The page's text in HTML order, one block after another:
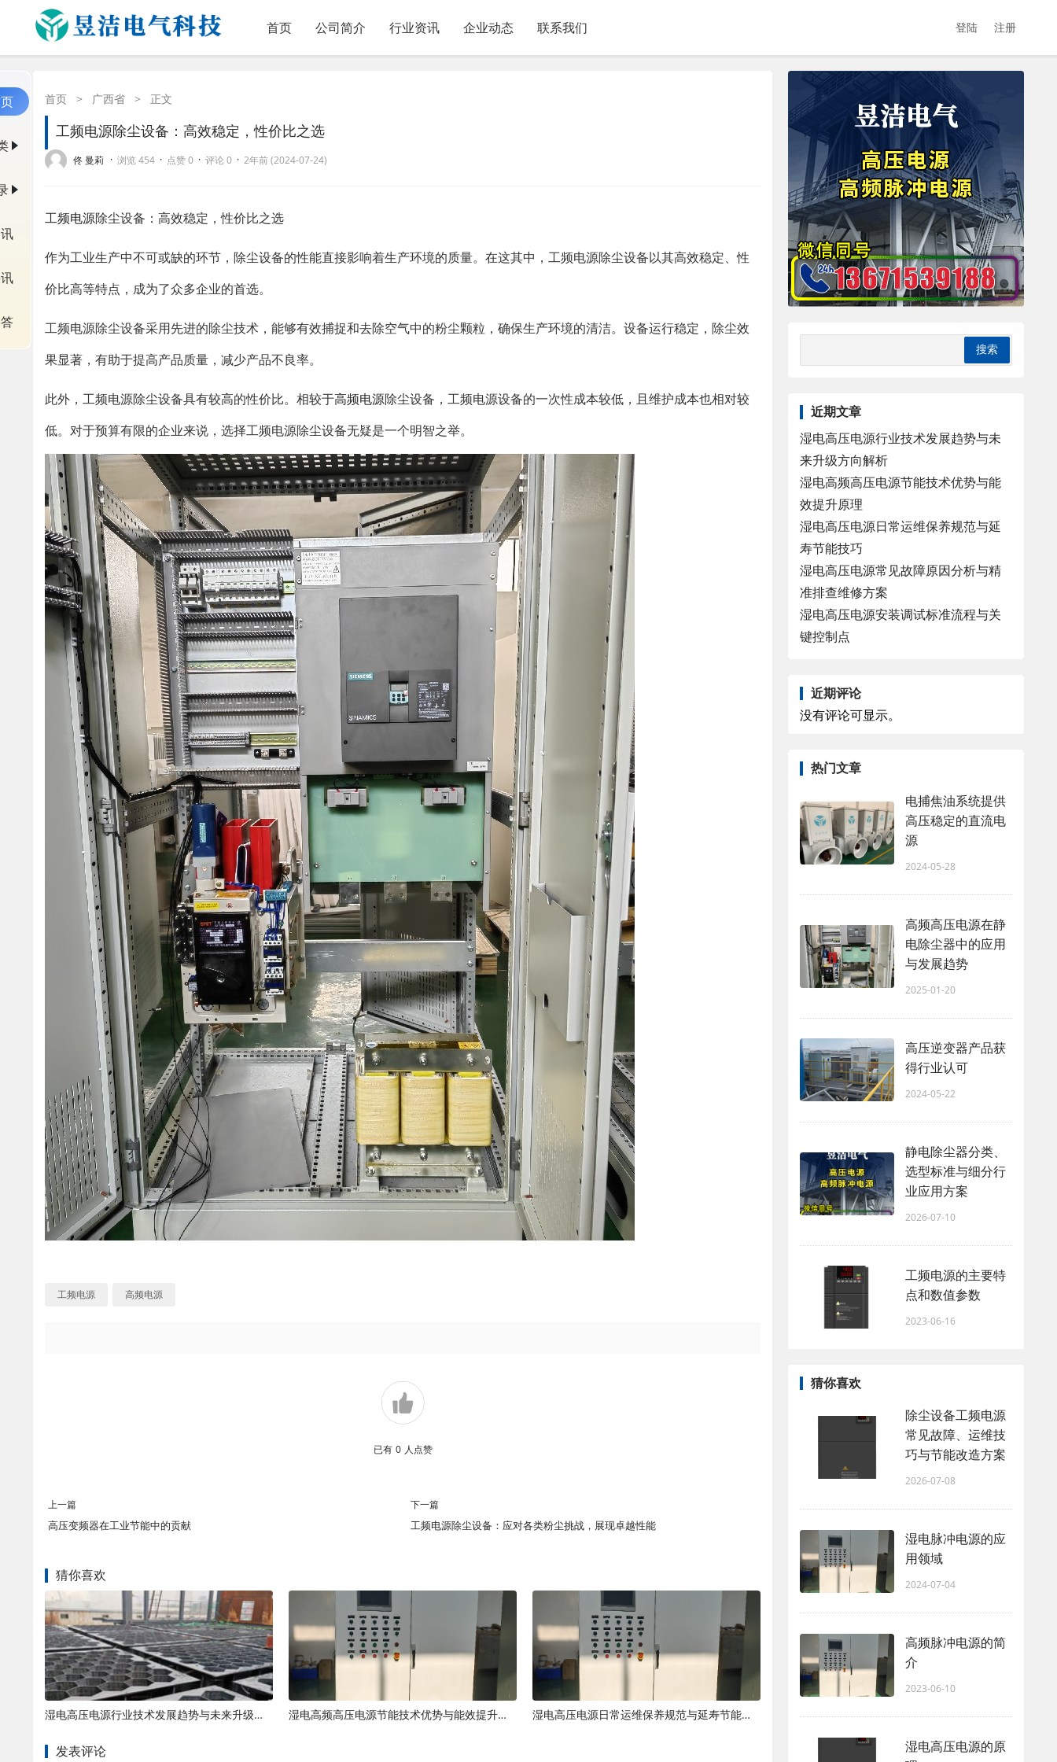
首页 公司简介 行业资讯 企业动态 联系我们 登陆 注册
首页 > 广西省 > 正文
工频电源除尘设备：高效稳定，性价比之选
佟 曼莉 · 浏览 454 · 点赞 0 · 评论 0 · 2年前 (2024-07-24)
工频电源除尘设备：高效稳定，性价比之选
作为工业生产中不可或缺的环节，除尘设备的性能直接影响着生产环境的质量。在这其中，工频电源除尘设备以其高效稳定、性
价比高等特点，成为了众多企业的首选。
工频电源除尘设备采用先进的除尘技术，能够有效捕捉和去除空气中的粉尘颗粒，确保生产环境的清洁。设备运行稳定，除尘效
果显著，有助于提高产品质量，减少产品不良率。
此外，工频电源除尘设备具有较高的性价比。相较于高频电源除尘设备，工频电源设备的一次性成本较低，且维护成本也相对较
低。对于预算有限的企业来说，选择工频电源除尘设备无疑是一个明智之举。
工频电源 高频电源
已有 0 人点赞
上一篇
高压变频器在工业节能中的贡献
下一篇
工频电源除尘设备：应对各类粉尘挑战，展现卓越性能
猜你喜欢
湿电高压电源行业技术发展趋势与未来升级方向解析 湿电高频高压电源节能技术优势与能效提升原理 湿电高压电源日常运维保养规范与延寿节能技巧
发表评论
近期文章
湿电高压电源行业技术发展趋势与未
来升级方向解析
湿电高频高压电源节能技术优势与能
效提升原理
湿电高压电源日常运维保养规范与延
寿节能技巧
湿电高压电源常见故障原因分析与精
准排查维修方案
湿电高压电源安装调试标准流程与关
键控制点
近期评论
没有评论可显示。
热门文章
电捕焦油系统提供
高压稳定的直流电
源
2024-05-28
高频高压电源在静
电除尘器中的应用
与发展趋势
2025-01-20
高压逆变器产品获
得行业认可
2024-05-22
静电除尘器分类、
选型标准与细分行
业应用方案
2026-07-10
工频电源的主要特
点和数值参数
2023-06-16
猜你喜欢
除尘设备工频电源
常见故障、运维技
巧与节能改造方案
2026-07-08
湿电脉冲电源的应
用领域
2024-07-04
高频脉冲电源的简
介
2023-06-10
湿电高压电源的原